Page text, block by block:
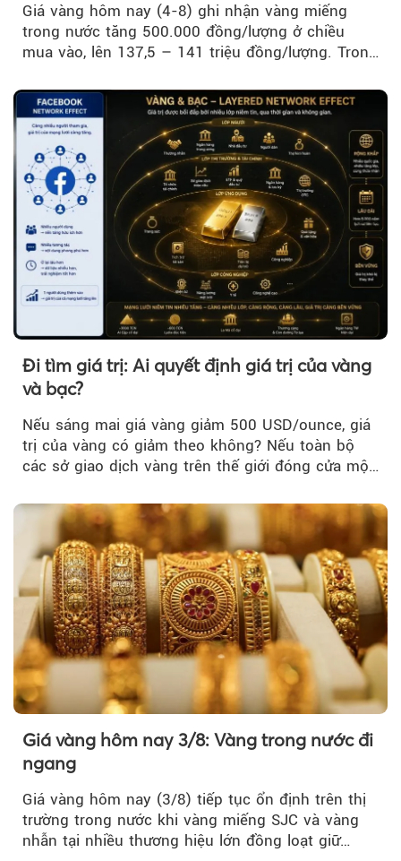
Giá vàng hôm nay (4-8) ghi nhận vàng miếng
trong nước tăng 500.000 đồng/lượng ở chiều
mua vào, lên 137,5 – 141 triệu đồng/lượng. Trong
trì trên ngưỡng 4.000 USD/ounce.
Đi tìm giá trị: Ai quyết định giá trị của vàng
và bạc?
Nếu sáng mai giá vàng giảm 500 USD/ounce, giá
trị của vàng có giảm theo không? Nếu toàn bộ
các sở giao dịch vàng trên thế giới đóng cửa một
Giá vàng hôm nay 3/8: Vàng trong nước đi
ngang
Giá vàng hôm nay (3/8) tiếp tục ổn định trên thị
trường trong nước khi vàng miếng SJC và vàng
nhẫn tại nhiều thương hiệu lớn đồng loạt giữ